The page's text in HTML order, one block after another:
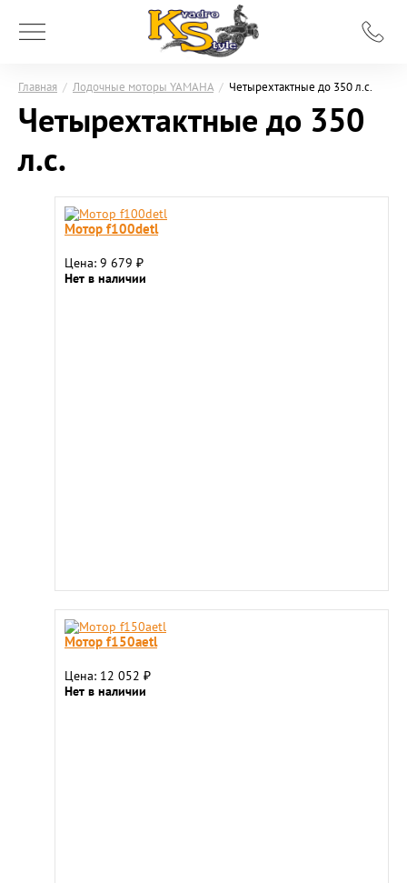
Главная / Лодочные моторы YAMAHA / Четырехтактные до 350 л.с.
Четырехтактные до 350
л.с.
Мотор f100detl
Цена: 9 679 ₽
Нет в наличии
Мотор f150aetl
Цена: 12 052 ₽
Нет в наличии